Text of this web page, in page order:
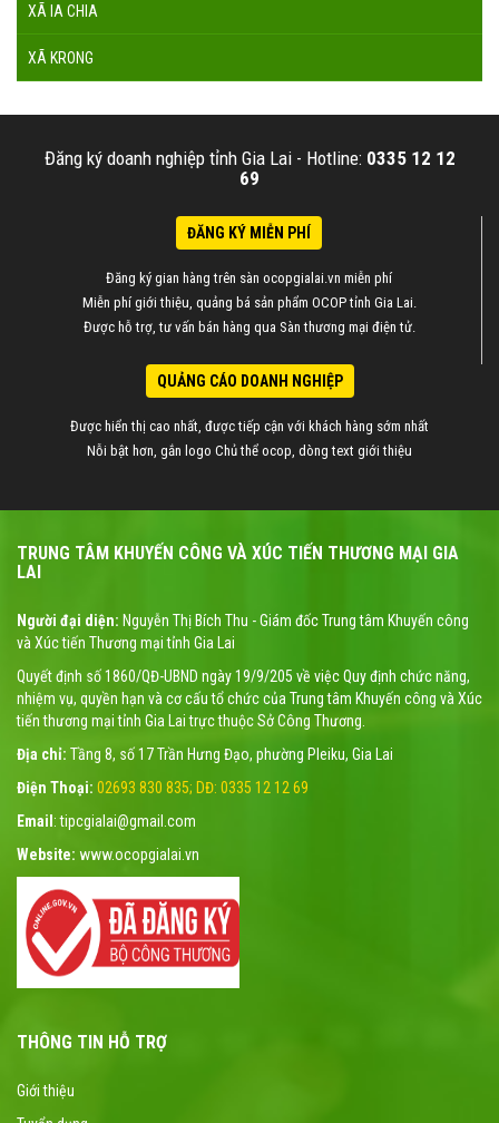
XÃ IA CHIA
XÃ KRONG
Đăng ký doanh nghiệp tỉnh Gia Lai - Hotline: 0335 12 12
69
ĐĂNG KÝ MIỄN PHÍ
Đăng ký gian hàng trên sàn ocopgialai.vn miễn phí
Miễn phí giới thiệu, quảng bá sản phẩm OCOP tỉnh Gia Lai.
Được hỗ trợ, tư vấn bán hàng qua Sàn thương mại điện tử.
QUẢNG CÁO DOANH NGHIỆP
Được hiển thị cao nhất, được tiếp cận với khách hàng sớm nhất
Nỗi bật hơn, gắn logo Chủ thể ocop, dòng text giới thiệu
TRUNG TÂM KHUYẾN CÔNG VÀ XÚC TIẾN THƯƠNG MẠI GIA
LAI
Người đại diện: Nguyễn Thị Bích Thu - Giám đốc Trung tâm Khuyến công
và Xúc tiến Thương mại tỉnh Gia Lai
Quyết định số 1860/QĐ-UBND ngày 19/9/205 về việc Quy định chức năng,
nhiệm vụ, quyền hạn và cơ cấu tổ chức của Trung tâm Khuyến công và Xúc
tiến thương mại tỉnh Gia Lai trực thuộc Sở Công Thương.
Địa chỉ: Tầng 8, số 17 Trần Hưng Đạo, phường Pleiku, Gia Lai
Điện Thoại: 02693 830 835; DĐ: 0335 12 12 69
Email : tipcgialai@gmail.com
Website: www.ocopgialai.vn
THÔNG TIN HỖ TRỢ
Giới thiệu